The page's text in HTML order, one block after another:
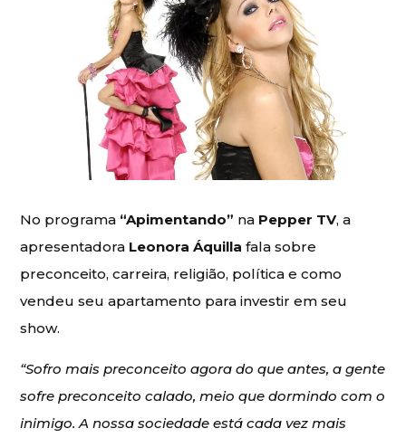
No programa “Apimentando” na Pepper TV, a
apresentadora Leonora Áquilla fala sobre
preconceito, carreira, religião, política e como
vendeu seu apartamento para investir em seu
show.
“Sofro mais preconceito agora do que antes, a gente
sofre preconceito calado, meio que dormindo com o
inimigo. A nossa sociedade está cada vez mais